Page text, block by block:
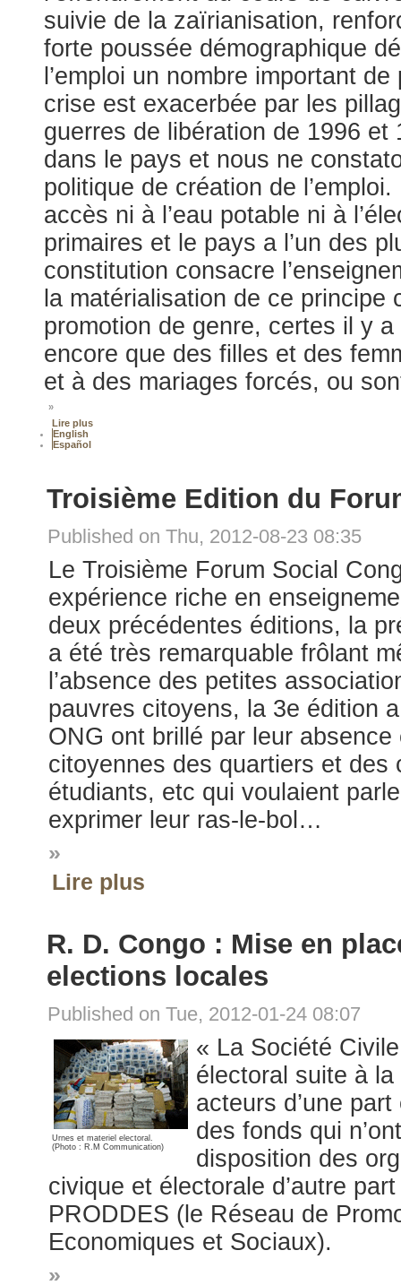
suivie de la zaïrianisation,
forte poussée démographique
l’emploi un nombre important
crise est exacerbée par les
guerres de libération de 1996
dans le pays et nous ne
politique de création de
accès ni à l’eau potable ni à
primaires et le pays a l’un des
constitution consacre
la matérialisation de ce principe
promotion de genre, certes il y
encore que des filles et des
et à des mariages forcés, ou
»
Lire plus
English
Español
Troisième Edition du
Published on Thu, 2012-08-23 08:35
Le Troisième Forum Social
expérience riche en
deux précédentes éditions, la
a été très remarquable frôlant
l’absence des petites
pauvres citoyens, la 3e édition
ONG ont brillé par leur
citoyennes des quartiers et
étudiants, etc qui voulaient
exprimer leur ras-le-bol…
»
Lire plus
R. D. Congo : Mise en
elections locales
Published on Tue, 2012-01-24 08:07
Urnes et materiel electoral.
(Photo : R.M Communication)
« La Société
électoral suite à
acteurs d’une
des fonds qui
disposition des
civique et électorale d’autre
PRODDES (le Réseau de
Economiques et Sociaux).
»